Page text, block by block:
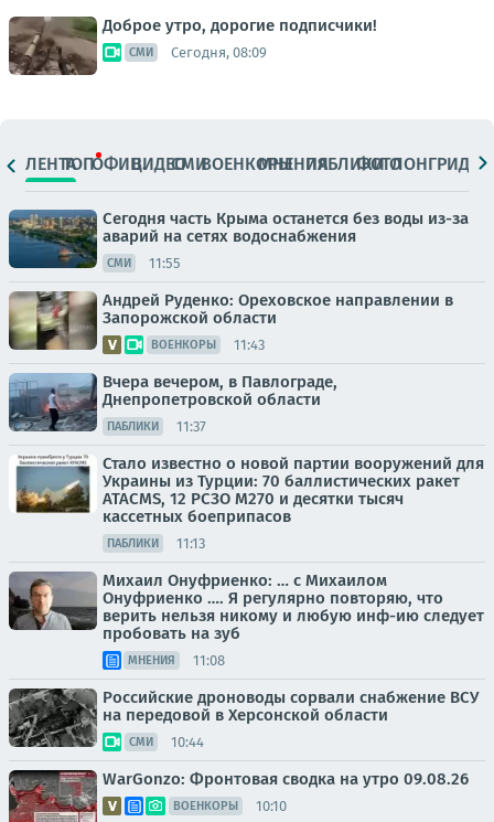
Доброе утро, дорогие подписчики!
СМИ Сегодня, 08:09
ЛЕНТАТОПОФИЦ.ВИДЕОСМИВОЕНКОРЫМНЕНИЯПАБЛИКИ
ФОТОЛОНГРИДЫ
Сегодня часть Крыма останется без воды из-за
аварий на сетях водоснабжения
СМИ 11:55
Андрей Руденко: Ореховское направлении в
Запорожской области
ВОЕНКОРЫ 11:43
Вчера вечером, в Павлограде,
Днепропетровской области
ПАБЛИКИ 11:37
Стало известно о новой партии вооружений для
Украины из Турции: 70 баллистических ракет
ATACMS, 12 РСЗО M270 и десятки тысяч
кассетных боеприпасов
ПАБЛИКИ 11:13
Михаил Онуфриенко: … с Михаилом
Онуфриенко …. Я регулярно повторяю, что
верить нельзя никому и любую инф-ию следует
пробовать на зуб
МНЕНИЯ 11:08
Российские дроноводы сорвали снабжение ВСУ
на передовой в Херсонской области
СМИ 10:44
WarGonzo: Фронтовая сводка на утро 09.08.26
ВОЕНКОРЫ 10:10